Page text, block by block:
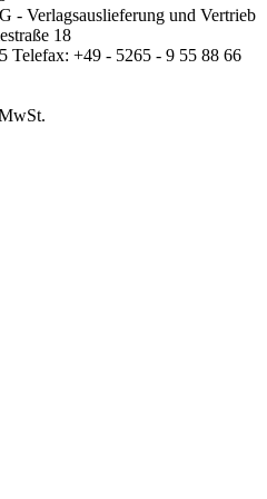
- Verlagsauslieferung und Vertrieb
18
Telefax: +49 - 5265 - 9 55 88 66